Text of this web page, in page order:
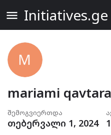
Initiatives.ge
mariami
შემოგვიერთდა
თებერვალი 1, 2024 1